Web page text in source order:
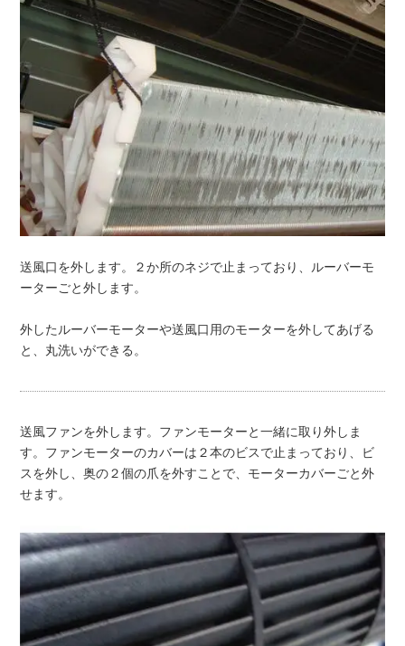
送風口を外します。２か所のネジで止まっており、ルーバーモ
ーターごと外します。
外したルーバーモーターや送風口用のモーターを外してあげる
と、丸洗いができる。
送風ファンを外します。ファンモーターと一緒に取り外しま
す。ファンモーターのカバーは２本のビスで止まっており、ビ
スを外し、奥の２個の爪を外すことで、モーターカバーごと外
せます。